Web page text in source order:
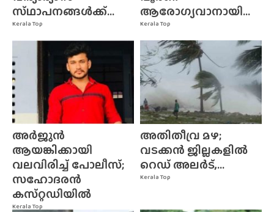
Kerala Top
സ്‌ഥാപനങ്ങൾക്ക്‌...
Kerala Top
ആരോഗ്യവാനായി...
Kerala Top
അർജുൻ
ആയങ്കിക്കായി
വലവിരിച്ച് പോലീസ്;
സഹോദരൻ
കസ്‌റ്റഡിയിൽ
Kerala Top
അതിതീവ്ര മഴ;
വടക്കൻ ജില്ലകളിൽ
റെഡ് അലർട്,...